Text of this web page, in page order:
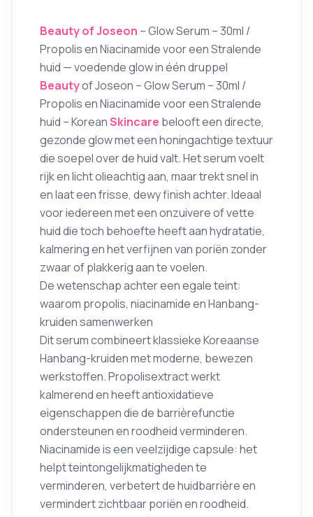
Beauty of Joseon – Glow Serum – 30ml /
Propolis en Niacinamide voor een Stralende
huid — voedende glow in één druppel
Beautyof Joseon – Glow Serum – 30ml /
Propolis en Niacinamide voor een Stralende
huid – KoreanSkincare belooft een directe,
gezonde glow met een honingachtige textuur
die soepel over de huid valt. Het serum voelt
rijk en licht olieachtig aan, maar trekt snel in
en laat een frisse, dewy finish achter. Ideaal
voor iedereen met een onzuivere of vette
huid die toch behoefte heeft aan hydratatie,
kalmering en het verfijnen van poriën zonder
zwaar of plakkerig aan te voelen.
De wetenschap achter een egale teint:
waarom propolis, niacinamide en Hanbang-
kruiden samenwerken
Dit serum combineert klassieke Koreaanse
Hanbang-kruiden met moderne, bewezen
werkstoffen. Propolisextract werkt
kalmerend en heeft antioxidatieve
eigenschappen die de barrièrefunctie
ondersteunen en roodheid verminderen.
Niacinamide is een veelzijdige capsule: het
helpt teintongelijkmatigheden te
verminderen, verbetert de huidbarrière en
vermindert zichtbaar poriën en roodheid.